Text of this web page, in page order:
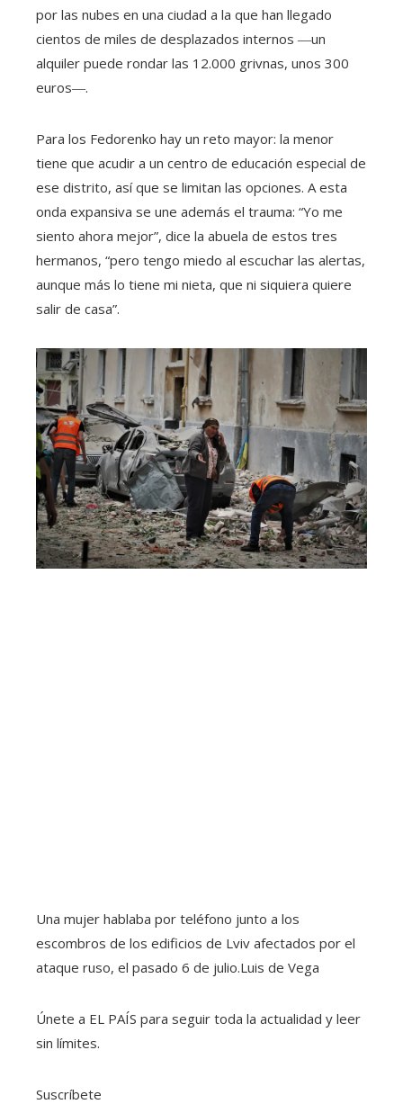
por las nubes en una ciudad a la que han llegado
cientos de miles de desplazados internos ―un
alquiler puede rondar las 12.000 grivnas, unos 300
euros―.
Para los Fedorenko hay un reto mayor: la menor
tiene que acudir a un centro de educación especial de
ese distrito, así que se limitan las opciones. A esta
onda expansiva se une además el trauma: “Yo me
siento ahora mejor”, dice la abuela de estos tres
hermanos, “pero tengo miedo al escuchar las alertas,
aunque más lo tiene mi nieta, que ni siquiera quiere
salir de casa”.
Una mujer hablaba por teléfono junto a los
escombros de los edificios de Lviv afectados por el
ataque ruso, el pasado 6 de julio.Luis de Vega
Únete a EL PAÍS para seguir toda la actualidad y leer
sin límites.
Suscríbete